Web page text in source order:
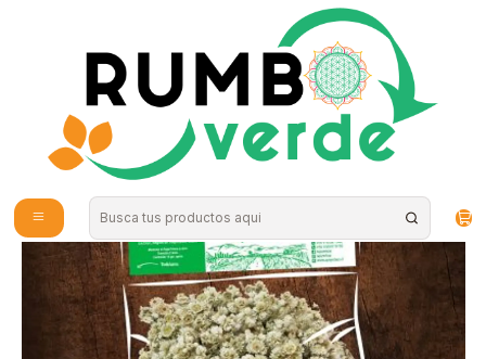
Envío gratis por compras sobre los 59.990 en la provincia de Santiago
Hierbas Medicinales